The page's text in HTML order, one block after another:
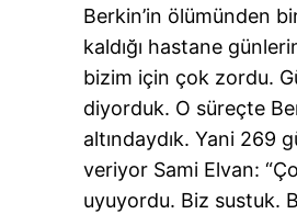
Berkin’in ölümünden
kaldığı hastane
bizim için çok zordu.
diyorduk. O süreçte
altındaydık. Yani 269
veriyor Sami Elvan:
uyuyordu. Biz sustuk.